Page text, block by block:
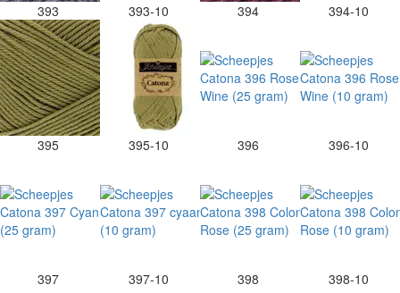
393 393-10 394 394-10
395 395-10 396 396-10
397 397-10 398 398-10